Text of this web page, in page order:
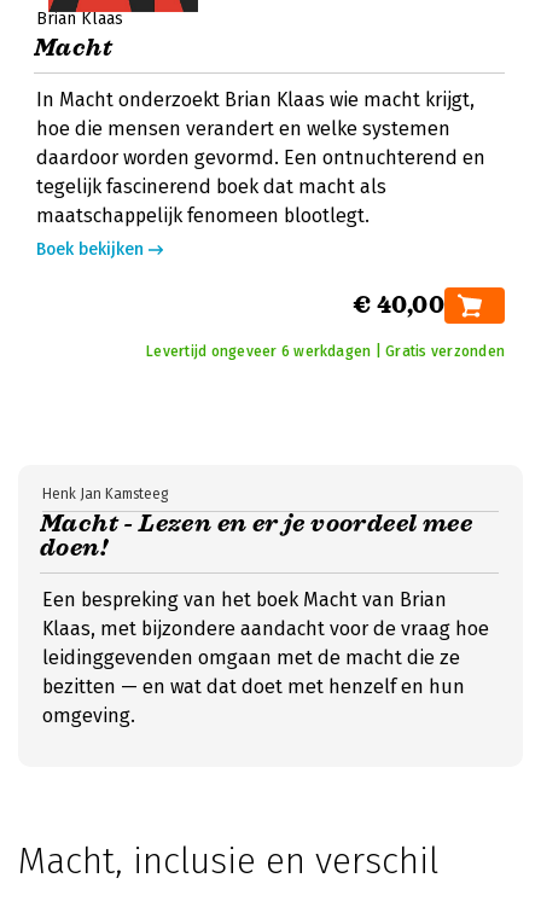
Brian Klaas
Macht
In Macht onderzoekt Brian Klaas wie macht krijgt,
hoe die mensen verandert en welke systemen
daardoor worden gevormd. Een ontnuchterend en
tegelijk fascinerend boek dat macht als
maatschappelijk fenomeen blootlegt.
Boek bekijken
€ 40,00
Levertijd ongeveer 6 werkdagen | Gratis verzonden
Macht - Lezen en er je voordeel mee
doen!
Henk Jan Kamsteeg
Een bespreking van het boek Macht van Brian
Klaas, met bijzondere aandacht voor de vraag hoe
leidinggevenden omgaan met de macht die ze
bezitten — en wat dat doet met henzelf en hun
omgeving.
Macht, inclusie en verschil